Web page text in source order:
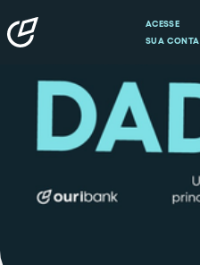
ACESSE
SUA CONTA